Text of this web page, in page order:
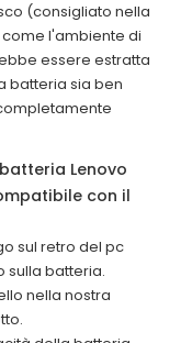
(consigliato nella
l'ambiente di
essere estratta
batteria sia ben
Lenovo
con il
sul retro del pc
sulla batteria.
nella nostra